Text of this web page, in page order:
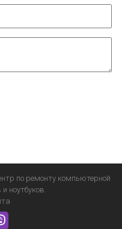
по ремонту компьютерной
ноутбуков.